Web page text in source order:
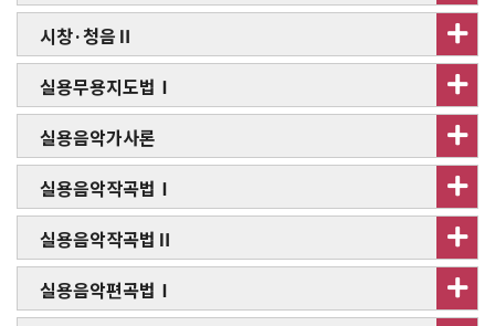
시창·청음Ⅱ
실용무용지도법Ⅰ
실용음악가사론
실용음악작곡법Ⅰ
실용음악작곡법Ⅱ
실용음악편곡법Ⅰ